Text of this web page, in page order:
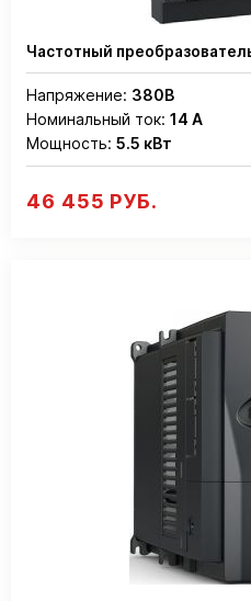
Частотный
Напряжение: 380В
Номинальный ток: 14 А
Мощность: 5.5 кВт
46 455 РУБ.